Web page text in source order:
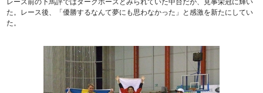
レース前の下馬評ではダークホースとみられていた中台だが、見事栄冠に輝い
た。レース後、「優勝するなんて夢にも思わなかった」と感激を新たにしてい
た。